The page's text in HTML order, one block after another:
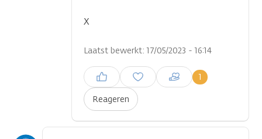
X
Laatst bewerkt: 17/05/2023 - 16:14
Reageren
1
Inloggen om een reactie te
plaatsen